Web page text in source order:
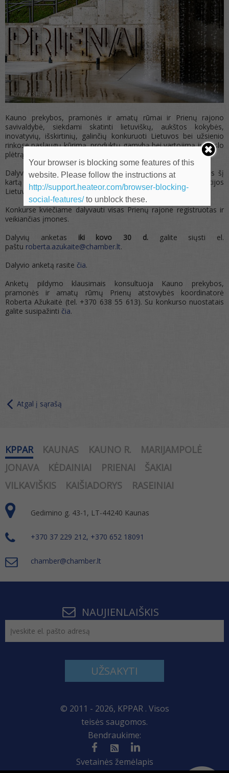
Kauno prekybos, pramonės ir amatų rūmai ir Prienų rajono
savivaldybė, siekdami skatinti lietuviškų, aukštos kokybės,
inovatyvių, išskirtinių, galinčių konkuruoti Lietuvos bei užsienio
rinkose paslaugų kūrimą, produktų gamybą bei vartojimą ir verslo
plėtrą Prienų rajone, skelbia
konkursą „Sukurta Prienų krašte“.
Dalyvauti „Sukurta Prienų krašte“ 2021 m. konkurse įmonės šį
kartą kviečiamos vėliau nei įprastai, dėl Covid-19 situacijos
Lietuvoje ir pasaulyje.
Konkurse kviečiame dalyvauti visas Prienų rajone registruotas ir
veikiančias įmones.
Dalyvių anketas iki kovo 30 d.galite siųsti el.
paštu roberta.azukaite@chamber.lt.
Dalyvio anketą rasite čia.
Anketų pildymo klausimais konsultuoja Kauno prekybos,
pramonės ir amatų rūmų Prienų atstovybės koordinatorė
Roberta Ažukaitė (tel. +370 638 55 613). Su konkurso nuostatais
galite susipažinti čia.
Atgal į sąrašą
KPPAR KAUNAS KAUNO R.
MARIJAMPOLĖ
JONAVA
KĖDAINIAI PRIENAI
ŠAKIAI
VILKAVIŠKIS
KAIŠIADORYS RASEINIAI
Gedimino g. 43-1, LT-44240 Kaunas
+370 37 229 212, +370 652 18091
chamber@chamber.lt
NAUJIENLAIŠKIS
UŽSAKYTI
© 2011 - 2026, KPPAR . Visos
teisės saugomos.
Bendraukime:
Svetainės žemėlapis
Your browser is blocking some features of this
website. Please follow the instructions at
http://support.heateor.com/browser-blocking-
social-features/to unblock these.